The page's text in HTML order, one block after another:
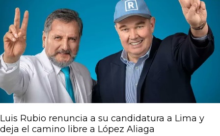
Luis Rubio renuncia a su candidatura a Lima y
deja el camino libre a López Aliaga